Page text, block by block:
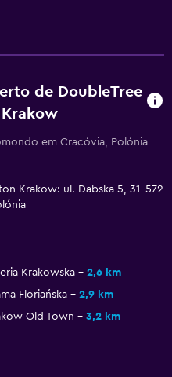
de DoubleTree
em Cracóvia, Polónia
Krakow: ul. Dabska 5, 31-572
Krakowska
2,6 km
Floriańska
2,9 km
Old Town
3,2 km